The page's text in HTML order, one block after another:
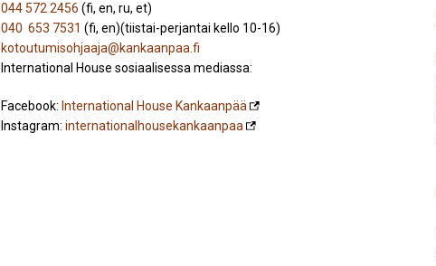
044 572 2456 (fi, en, ru, et)
040 653 7531 (fi, en)(tiistai-perjantai kello 10-16)
kotoutumisohjaaja@kankaanpaa.fi
International House sosiaalisessa mediassa:
Facebook: International House Kankaanpää
Instagram: internationalhousekankaanpaa